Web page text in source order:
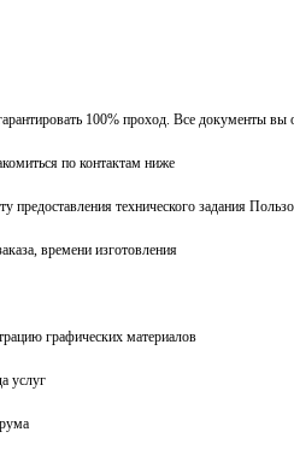
100% проход. Все документы вы
по контактам ниже
технического задания
времени изготовления
графических материалов
услуг